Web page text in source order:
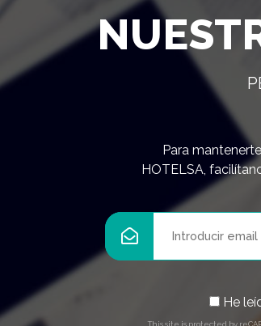
Para
HOTELSA,
He
This site is protected by